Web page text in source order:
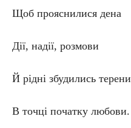
Щоб прояснилися дена
Дії, надії, розмови
Й рідні збудились терени
В точці початку любови.